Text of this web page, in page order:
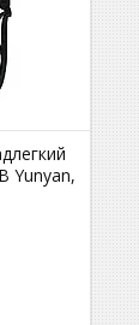
Yunyan,